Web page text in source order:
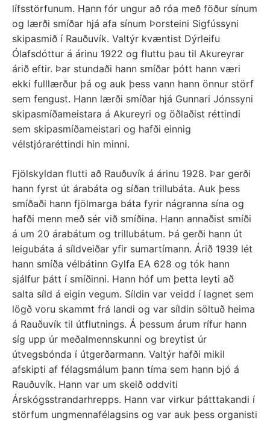
lífsstörfunum. Hann fór ungur að róa með föður sínum
og lærði smíðar hjá afa sínum Þorsteini Sigfússyni
skipasmið í Rauðuvík. Valtýr kvæntist Dýrleifu
Ólafsdóttur á árinu 1922 og fluttu þau til Akureyrar
árið eftir. Þar stundaði hann smíðar þótt hann væri
ekki fulllærður þá og auk þess vann hann önnur störf
sem fengust. Hann lærði smíðar hjá Gunnari Jónssyni
skipasmíðameistara á Akureyri og öðlaðist réttindi
sem skipasmíðameistari og hafði einnig
vélstjóraréttindi hin minni.
Fjölskyldan flutti að Rauðuvík á árinu 1928. Þar gerði
hann fyrst út árabáta og síðan trillubáta. Auk þess
smíðaði hann fjölmarga báta fyrir nágranna sína og
hafði menn með sér við smíðina. Hann annaðist smíði
á um 20 árabátum og trillubátum. Þá gerði hann út
leigubáta á síldveiðar yfir sumartímann. Árið 1939 lét
hann smíða vélbátinn Gylfa EA 628 og tók hann
sjálfur þátt í smíðinni. Hann hóf um þetta leyti að
salta síld á eigin vegum. Síldin var veidd í lagnet sem
lögð voru skammt frá landi og var síldin söltuð heima
á Rauðuvík til útflutnings. Á þessum árum rífur hann
síg upp úr meðalmennskunni og breytist úr
útvegsbónda í útgerðarmann. Valtýr hafði mikil
afskipti af félagsmálum þann tíma sem hann bjó á
Rauðuvík. Hann var um skeið oddviti
Árskógsstrandarhrepps. Hann var virkur þátttakandi í
störfum ungmennafélagsins og var auk þess organisti